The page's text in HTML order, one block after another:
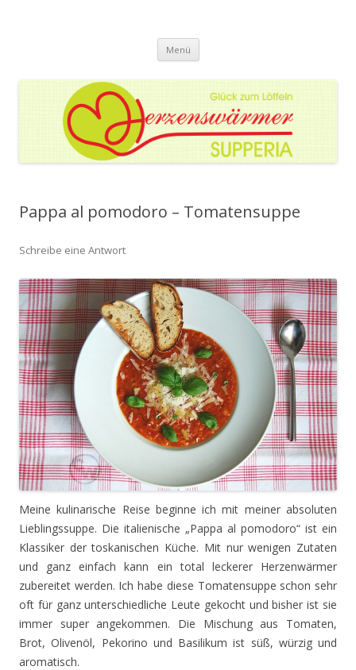
Menü Zum
springen
Pappa al pomodoro – Tomatensuppe
Schreibe eine Antwort
Meine kulinarische Reise beginne ich mit meiner absoluten
Lieblingssuppe. Die italienische „Pappa al pomodoro“ ist ein
Klassiker der toskanischen Küche. Mit nur wenigen Zutaten
und ganz einfach kann ein total leckerer Herzenwärmer
zubereitet werden. Ich habe diese Tomatensuppe schon sehr
oft für ganz unterschiedliche Leute gekocht und bisher ist sie
immer super angekommen. Die Mischung aus Tomaten,
Brot, Olivenöl, Pekorino und Basilikum ist süß, würzig und
aromatisch.